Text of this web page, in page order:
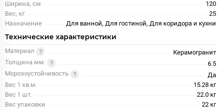
Ширина, см
120
Вес, кг
25
Назначение
Для ванной, Для гостиной, Для коридора и кухни
Технические характеристики
Материал
Керамогранит
Толщина мм.
6.5
Морозоустойчивость
Да
Вес 1 кв.м.
15.28 кг
Вес 1 шт.
22.0 кг
Вес упаковки
22 кг